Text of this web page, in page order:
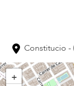
Constitucio -
+